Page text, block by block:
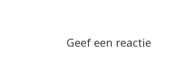
Geef een reactie